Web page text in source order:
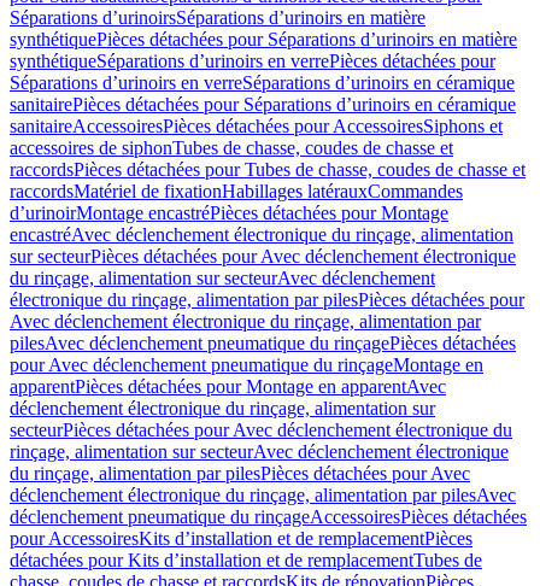
Séparations d’urinoirsSéparations d’urinoirs en matière
synthétiquePièces détachées pour Séparations d’urinoirs en matière
synthétiqueSéparations d’urinoirs en verrePièces détachées pour
Séparations d’urinoirs en verreSéparations d’urinoirs en céramique
sanitairePièces détachées pour Séparations d’urinoirs en céramique
sanitaireAccessoiresPièces détachées pour AccessoiresSiphons et
accessoires de siphonTubes de chasse, coudes de chasse et
raccordsPièces détachées pour Tubes de chasse, coudes de chasse et
raccordsMatériel de fixationHabillages latérauxCommandes
dʼurinoirMontage encastréPièces détachées pour Montage
encastréAvec déclenchement électronique du rinçage, alimentation
sur secteurPièces détachées pour Avec déclenchement électronique
du rinçage, alimentation sur secteurAvec déclenchement
électronique du rinçage, alimentation par pilesPièces détachées pour
Avec déclenchement électronique du rinçage, alimentation par
pilesAvec déclenchement pneumatique du rinçagePièces détachées
pour Avec déclenchement pneumatique du rinçageMontage en
apparentPièces détachées pour Montage en apparentAvec
déclenchement électronique du rinçage, alimentation sur
secteurPièces détachées pour Avec déclenchement électronique du
rinçage, alimentation sur secteurAvec déclenchement électronique
du rinçage, alimentation par pilesPièces détachées pour Avec
déclenchement électronique du rinçage, alimentation par pilesAvec
déclenchement pneumatique du rinçageAccessoiresPièces détachées
pour AccessoiresKits d’installation et de remplacementPièces
détachées pour Kits d’installation et de remplacementTubes de
chasse, coudes de chasse et raccordsKits de rénovationPièces